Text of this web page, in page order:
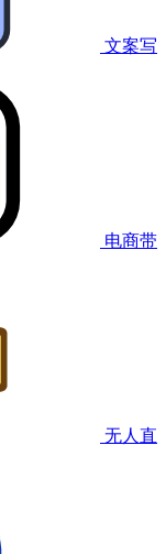
文案写
电商带
无人直